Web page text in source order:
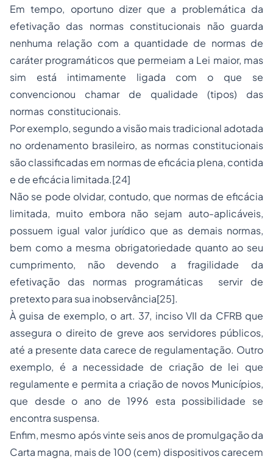
Em tempo, oportuno dizer que a problemática da
efetivação das normas constitucionais não guarda
nenhuma relação com a quantidade de normas de
caráter programáticos que permeiam a Lei maior, mas
sim está intimamente ligada com o que se
convencionou chamar de qualidade (tipos) das
normas constitucionais.
Por exemplo, segundo a visão mais tradicional adotada
no ordenamento brasileiro, as normas constitucionais
são classificadas em normas de eficácia plena, contida
e de eficácia limitada.[24]
Não se pode olvidar, contudo, que normas de eficácia
limitada, muito embora não sejam auto-aplicáveis,
possuem igual valor jurídico que as demais normas,
bem como a mesma obrigatoriedade quanto ao seu
cumprimento, não devendo a fragilidade da
efetivação das normas programáticas servir de
pretexto para sua inobservância[25].
À guisa de exemplo, o art. 37, inciso VII da CFRB que
assegura o direito de greve aos servidores públicos,
até a presente data carece de regulamentação. Outro
exemplo, é a necessidade de criação de lei que
regulamente e permita a criação de novos Municípios,
que desde o ano de 1996 esta possibilidade se
encontra suspensa.
Enfim, mesmo após vinte seis anos de promulgação da
Carta magna, mais de 100 (cem) dispositivos carecem